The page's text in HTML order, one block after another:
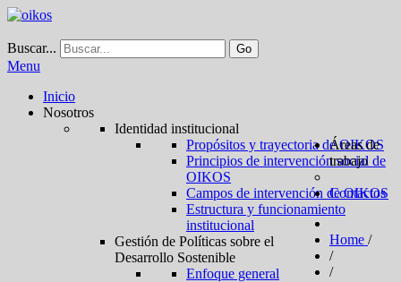
Buscar... Go
Menu
Inicio
Nosotros
Identidad institucional
Propósitos y trayectoria de OIKOS
Principios de intervención social de
OIKOS
Campos de intervención de OIKOS
Estructura y funcionamiento
institucional
Áreas de
trabajo
Gestión de Políticas sobre el
Desarrollo Sostenible
Enfoque general
Contactos
Home /
/
/